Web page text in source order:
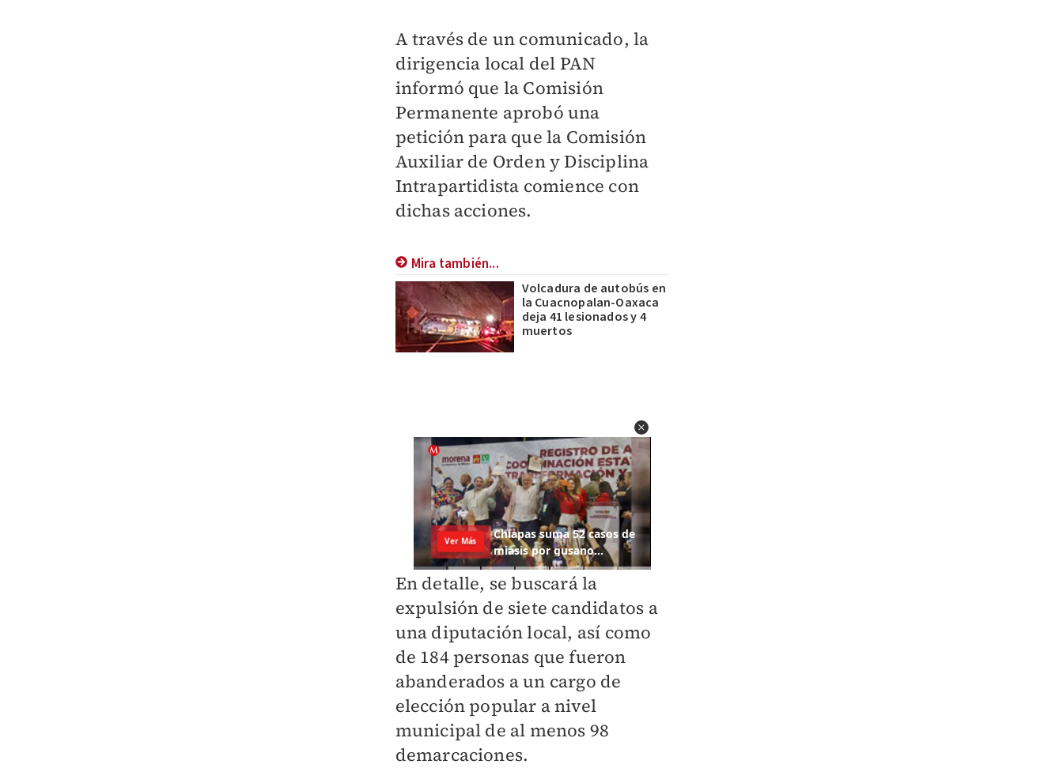
A través de un comunicado, la
dirigencia local del PAN
informó que la Comisión
Permanente aprobó una
petición para que la Comisión
Auxiliar de Orden y Disciplina
Intrapartidista comience con
dichas acciones.
Mira también...
Volcadura de autobús en
la Cuacnopalan-Oaxaca
deja 41 lesionados y 4
muertos
En detalle, se buscará la
expulsión de siete candidatos a
una diputación local, así como
de 184 personas que fueron
abanderados a un cargo de
elección popular a nivel
municipal de al menos 98
demarcaciones.